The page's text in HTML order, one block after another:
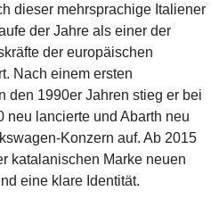
dieser mehrsprachige Italiener
der Jahre als einer der
der europäischen
Nach einem ersten
den 1990er Jahren stieg er bei
neu lancierte und Abarth neu
Konzern auf. Ab 2015
katalanischen Marke neuen
eine klare Identität.